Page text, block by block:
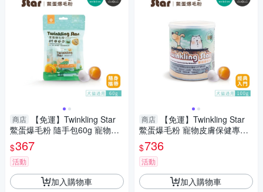
商店
【免運】Twinkling Star
鱉蛋爆毛粉 隨手包60g 寵物皮
膚保健專用 犬貓適用 『寵喵樂
旗艦店』
$367
活動
加入購物車
商店
【免運】Twinkling Star
鱉蛋爆毛粉 寵物皮膚保健專用
小罐100g 犬貓適用『寵喵樂旗
艦店』
$736
活動
加入購物車